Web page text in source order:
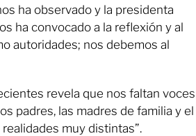
ha observado y la presidenta
ha convocado a la reflexión y al
autoridades; nos debemos al
revela que nos faltan voces
padres, las madres de familia y el
muy distintas”.